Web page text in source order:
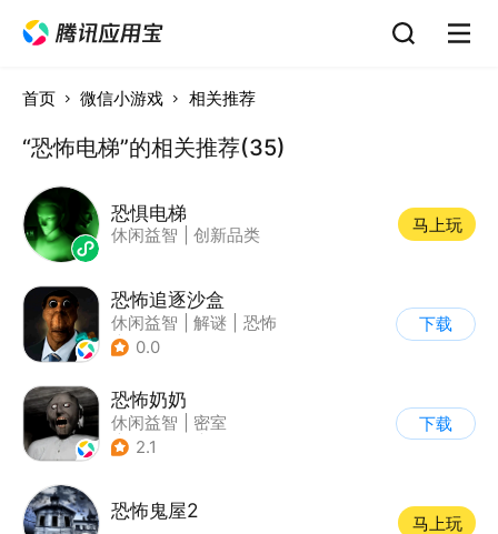
首页 微信小游戏 相关推荐
“恐怖电梯”的相关推荐(35)
恐惧电梯
休闲益智 创新品类
马上玩
恐怖追逐沙盒
休闲益智 解谜
恐怖
| 暗黑
0.0
下载
恐怖奶奶
休闲益智
密室
| 恐怖奶奶
2.1
下载
恐怖鬼屋2
马上玩